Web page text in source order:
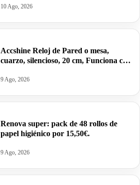
39,95€.
10 Ago, 2026
Accshine Reloj de Pared o mesa,
cuarzo, silencioso, 20 cm, Funciona con
9 Ago, 2026
Renova super: pack de 48 rollos de
papel higiénico por 15,50€.
9 Ago, 2026